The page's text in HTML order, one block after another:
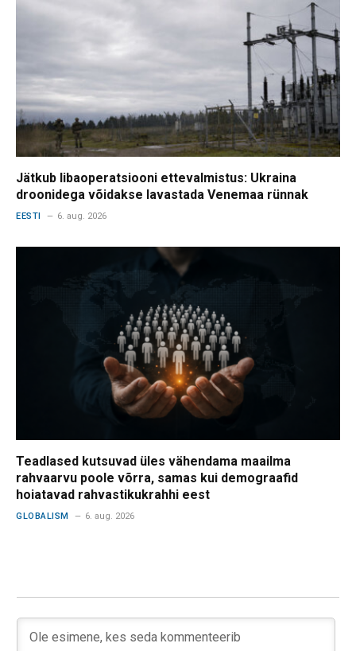
Jätkub libaoperatsiooni ettevalmistus: Ukraina
droonidega võidakse lavastada Venemaa rünnak
EESTI 6. aug. 2026
Teadlased kutsuvad üles vähendama maailma
rahvaarvu poole võrra, samas kui demograafid
hoiatavad rahvastikukrahhi eest
GLOBALISM 6. aug. 2026